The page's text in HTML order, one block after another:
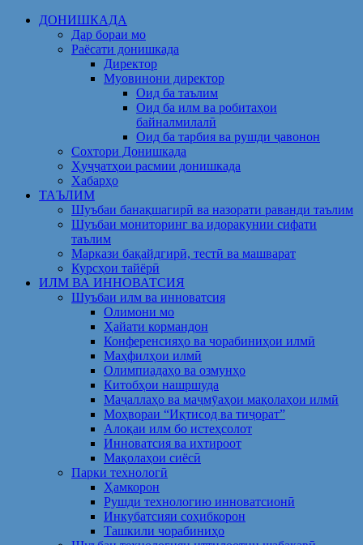
Skip
ДОНИШКАДА
Дар бораи мо
Раёсати донишкада
Директор
Муовинони директор
Оид ба таълим
Оид ба илм ва робитаҳои
байналмилалӣ
Оид ба тарбия ва рушди ҷавонон
Сохтори Донишкада
Ҳуҷҷатҳои расмии донишкада
Хабарҳо
ТАЪЛИМ
Шуъбаи банақшагирӣ ва назорати раванди таълим
Шуъбаи мониторинг ва идоракунии сифати
таълим
Маркази бақайдгирӣ, тестӣ ва машварат
Курсҳои тайёрӣ
ИЛМ ВА ИННОВАТСИЯ
Шуъбаи илм ва инноватсия
Олимони мо
Ҳайати кормандон
Конференсияҳо ва чорабиниҳои илмӣ
Маҳфилҳои илмӣ
Олимпиадаҳо ва озмунҳо
Китобҳои нашршуда
Маҷаллаҳо ва маҷмӯаҳои мақолаҳои илмӣ
Моҳвораи “Иқтисод ва тиҷорат”
Алоқаи илм бо истеҳсолот
Инноватсия ва ихтироот
Мақолаҳои сиёсӣ
Парки технологӣ
Ҳамкорон
Рушди технологию инноватсионӣ
Инкубатсияи соҳибкорон
Ташкили чорабиниҳо